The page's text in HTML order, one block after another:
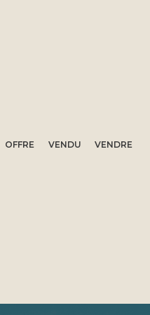
OFFRE VENDU VENDRE